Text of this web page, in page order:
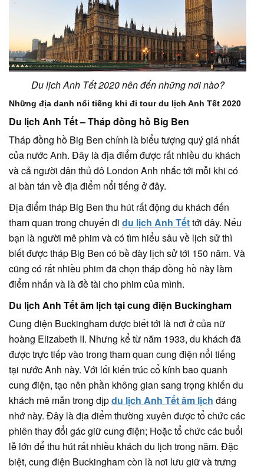
Du lịch Anh Tết 2020 nên đến những nơi nào?
Những địa danh nổi tiếng khi đi tour du lịch Anh Tết 2020
Du lịch Anh Tết – Tháp đồng hồ Big Ben
Tháp đồng hồ Big Ben chính là biểu tượng quý giá nhất
của nước Anh. Đây là địa điểm được rất nhiều du khách
và cả người dân thủ đô London Anh nhắc tới mỗi khi có
ai bàn tán về địa điểm nổi tiếng ở đây.
Địa điểm tháp Big Ben thu hút rất động du khách đến
tham quan trong chuyến đi du lịch Anh Tếttới đây. Nếu
bạn là người mê phim và có tìm hiểu sâu về lịch sử thì
biết được tháp Big Ben có bề dày lịch sử tới 150 năm. Và
cũng có rất nhiều phim đã chọn tháp đồng hồ này làm
điểm nhấn và là đề tài cho phim của mình.
Du lịch Anh Tết âm lịch tại cung điện Buckingham
Cung điện Buckingham được biết tới là nơi ở của nữ
hoàng Elizabeth II. Nhưng kể từ năm 1933, du khách đã
được trực tiếp vào trong tham quan cung điện nổi tiếng
tại nước Anh này. Với lối kiến trúc cổ kính bao quanh
cung điện, tạo nên phần không gian sang trọng khiến du
khách mê mẫn trong dịpdu lịch Anh Tết âm lịch đáng
nhớ này. Đây là địa điểm thường xuyên được tổ chức các
phiên thay đổi gác giữ cung điện; Hoặc tổ chức các buổi
lễ lớn để thu hút rất nhiều khách du lịch trong năm. Đặc
biệt, cung điện Buckingham còn là nơi lưu giữ và trưng